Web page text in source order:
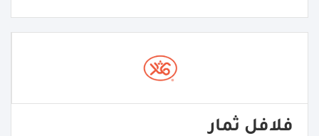
فلافل ثمار